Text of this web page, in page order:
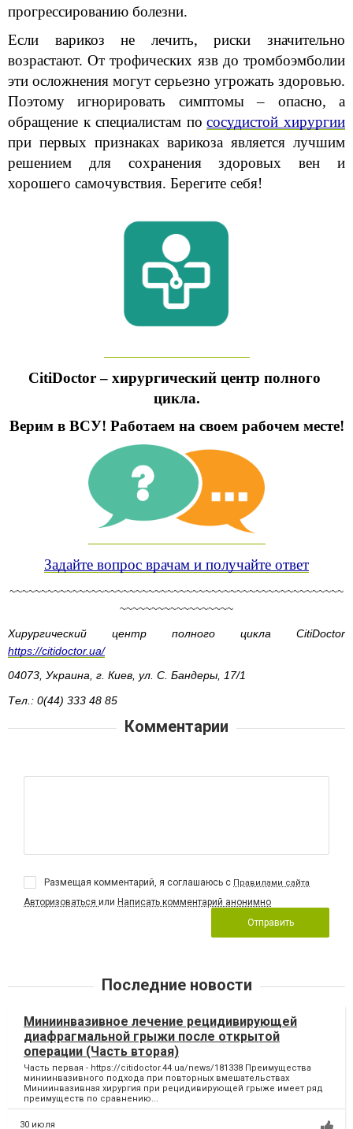
прогрессированию болезни.
Если варикоз не лечить, риски значительно
возрастают. От трофических язв до тромбоэмболии
эти осложнения могут серьезно угрожать здоровью.
Поэтому игнорировать симптомы – опасно, а
обращение к специалистам по сосудистой хирургии
при первых признаках варикоза является лучшим
решением для сохранения здоровых вен и
хорошего самочувствия. Берегите себя!
CitiDoctor – хирургический центр полного
цикла.
Верим в ВСУ! Работаем на своем рабочем месте!
Задайте вопрос врачам и получайте ответ
~~~~~~~~~~~~~~~~~~~~~~~~~~~~~~~~~~~~~~~~~~~~~~~~~~~~~
~~~~~~~~~~~~~~~~~~
Хирургический центр полного цикла CitiDoctor
https://citidoctor.ua/
04073, Украина, г. Киев, ул. С. Бандеры, 17/1
Тел.: 0(44) 333 48 85
Комментарии
Размещая комментарий, я соглашаюсь с Правилами сайта
Авторизоваться или Написать комментарий анонимно
Отправить
Последние новости
Миниинвазивное лечение рецидивирующей
диафрагмальной грыжи после открытой
операции (Часть вторая)
Часть первая - https://citidoctor.44.ua/news/181338 Преимущества
миниинвазивного подхода при повторных вмешательствах
Миниинвазивная хирургия при рецидивирующей грыже имеет ряд
преимуществ по сравнению...
30 июля